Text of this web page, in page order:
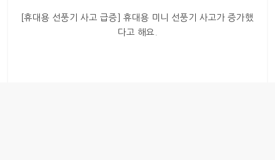
[휴대용 선풍기 사고 급증] 휴대용 미니 선풍기 사고가 증가했
다고 해요.